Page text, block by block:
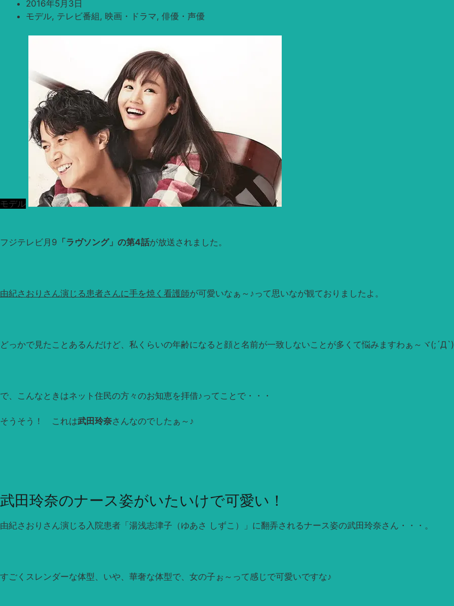
2016年5月3日
モデル, テレビ番組 , 映画・ドラマ, 俳優・声優
モデル
フジテレビ月9 「ラヴソング」の第4話が放送されました。
由紀さおりさん演じる患者さんに手を焼く看護師が可愛いなぁ～♪って思いなが観ておりましたよ。
どっかで見たことあるんだけど、私くらいの年齢になると顔と名前が一致しないことが多くて悩みますわぁ～ヾ
で、こんなときはネット住民の方々のお知恵を拝借♪ってことで・・・
そうそう！ これは武田玲奈さんなのでしたぁ～♪
武田玲奈のナース姿がいたいけで可愛い！
由紀さおりさん演じる入院患者「湯浅志津子（ゆあさ しずこ）」に翻弄されるナース姿の武田玲奈さん・・・。
すごくスレンダーな体型、いや、華奢な体型で、女の子ぉ～って感じで可愛いですな♪